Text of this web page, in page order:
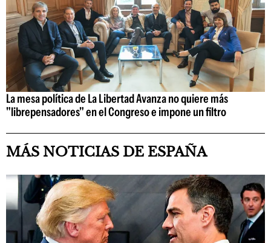
La mesa política de La Libertad Avanza no quiere más
"librepensadores" en el Congreso e impone un filtro
MÁS NOTICIAS DE ESPAÑA